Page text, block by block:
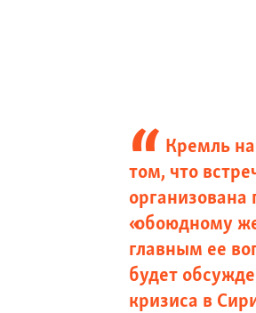
Кремль
том, что
организована
«обоюдному
главным ее
будет
кризиса в